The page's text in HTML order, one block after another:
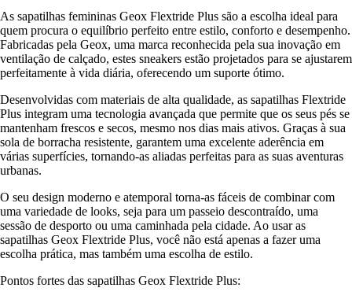
As sapatilhas femininas Geox Flextride Plus são a escolha ideal para
quem procura o equilíbrio perfeito entre estilo, conforto e desempenho.
Fabricadas pela Geox, uma marca reconhecida pela sua inovação em
ventilação de calçado, estes sneakers estão projetados para se ajustarem
perfeitamente à vida diária, oferecendo um suporte ótimo.
Desenvolvidas com materiais de alta qualidade, as sapatilhas Flextride
Plus integram uma tecnologia avançada que permite que os seus pés se
mantenham frescos e secos, mesmo nos dias mais ativos. Graças à sua
sola de borracha resistente, garantem uma excelente aderência em
várias superfícies, tornando-as aliadas perfeitas para as suas aventuras
urbanas.
O seu design moderno e atemporal torna-as fáceis de combinar com
uma variedade de looks, seja para um passeio descontraído, uma
sessão de desporto ou uma caminhada pela cidade. Ao usar as
sapatilhas Geox Flextride Plus, você não está apenas a fazer uma
escolha prática, mas também uma escolha de estilo.
Pontos fortes das sapatilhas Geox Flextride Plus: